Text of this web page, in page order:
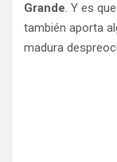
Grande. Y es
también aporta
madura